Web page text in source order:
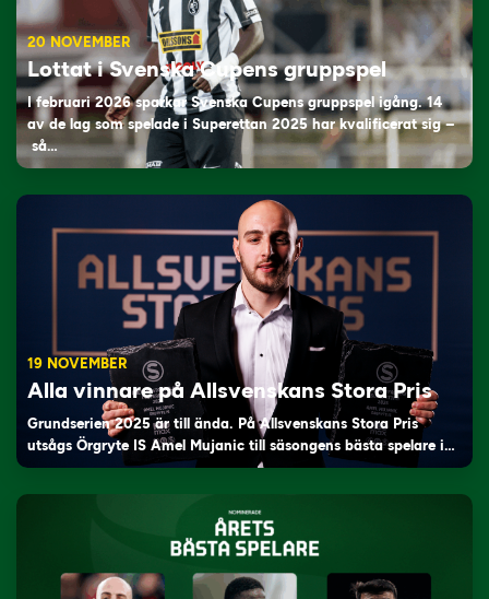
20 NOVEMBER
Lottat i Svenska Cupens gruppspel
I februari 2026 sparkar Svenska Cupens gruppspel igång. 14
av de lag som spelade i Superettan 2025 har kvalificerat sig –
så…
19 NOVEMBER
Alla vinnare på Allsvenskans Stora Pris
Grundserien 2025 är till ända. På Allsvenskans Stora Pris
utsågs Örgryte IS Amel Mujanic till säsongens bästa spelare i…